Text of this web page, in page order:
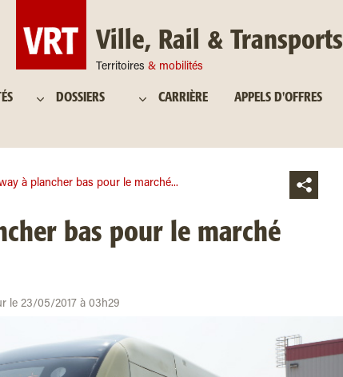
Ville, Rail & Transports
Territoires & mobilités
DOSSIERS CARRIÈRE APPELS D'OFFRES
à plancher bas pour le marché...
bas pour le marché
le 23/05/2017 à 03h29